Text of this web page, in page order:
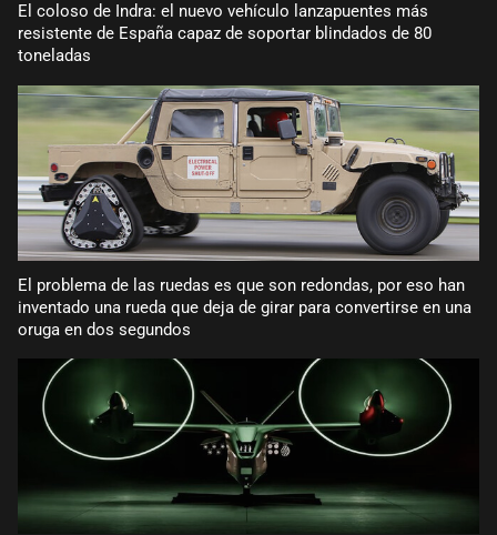
El coloso de Indra: el nuevo vehículo lanzapuentes más
resistente de España capaz de soportar blindados de 80
toneladas
El problema de las ruedas es que son redondas, por eso han
inventado una rueda que deja de girar para convertirse en una
oruga en dos segundos